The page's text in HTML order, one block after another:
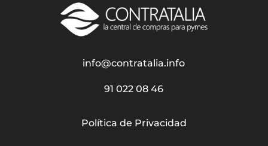
info@contratalia.info
91 022 08 46
Política de Privacidad